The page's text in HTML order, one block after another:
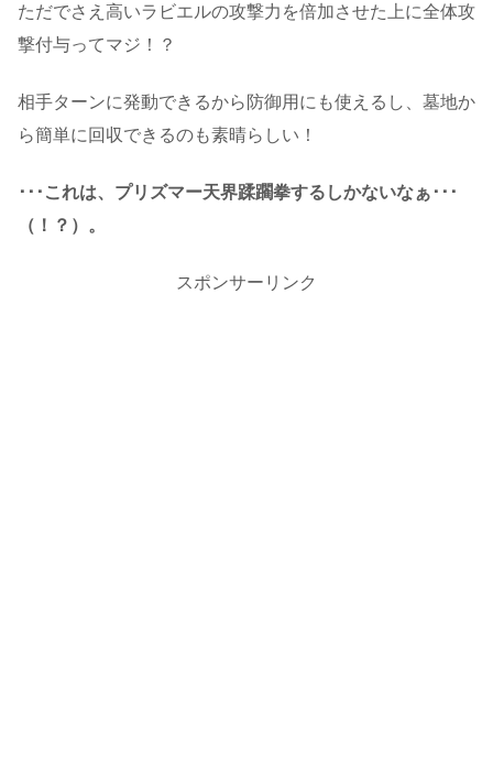
ただでさえ高いラビエルの攻撃力を倍加させた上に全体攻
撃付与ってマジ！？
相手ターンに発動できるから防御用にも使えるし、墓地か
ら簡単に回収できるのも素晴らしい！
･･･これは、プリズマー天界蹂躙拳するしかないなぁ･･･
（！？）。
スポンサーリンク